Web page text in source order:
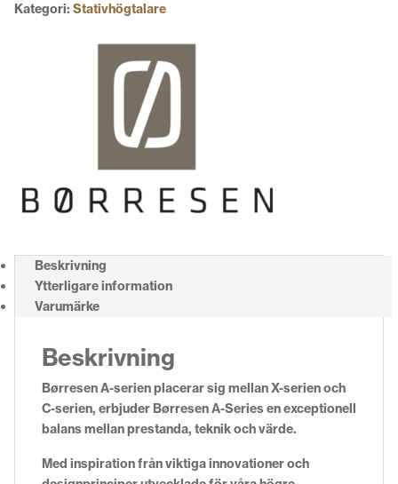
Kategori: Stativhögtalare
Beskrivning
Ytterligare information
Varumärke
Beskrivning
Børresen A-serien placerar sig mellan X-serien och
C-serien, erbjuder Børresen A-Series en exceptionell
balans mellan prestanda, teknik och värde.
Med inspiration från viktiga innovationer och